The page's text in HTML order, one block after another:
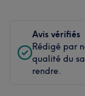
Avis vérifiés
Rédigé par
qualité du
rendre.